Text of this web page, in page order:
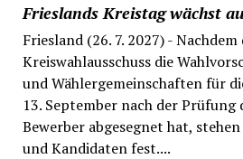
Frieslands Kreistag wächst
Friesland (26. 7. 2027) - Nachdem
Kreiswahlausschuss die
und Wählergemeinschaften für
13. September nach der
Bewerber abgesegnet hat,
und Kandidaten fest....